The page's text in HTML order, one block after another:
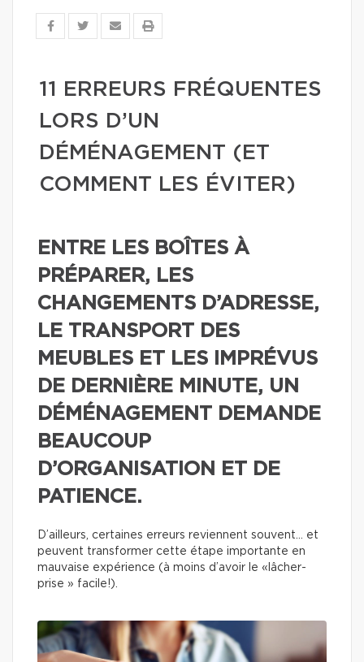
11 ERREURS FRÉQUENTES
LORS D’UN
DÉMÉNAGEMENT (ET
COMMENT LES ÉVITER)
ENTRE LES BOÎTES À
PRÉPARER, LES
CHANGEMENTS D’ADRESSE,
LE TRANSPORT DES
MEUBLES ET LES IMPRÉVUS
DE DERNIÈRE MINUTE, UN
DÉMÉNAGEMENT DEMANDE
BEAUCOUP
D’ORGANISATION ET DE
PATIENCE.
D’ailleurs, certaines erreurs reviennent souvent… et
peuvent transformer cette étape importante en
mauvaise expérience (à moins d’avoir le «lâcher-
prise » facile!).